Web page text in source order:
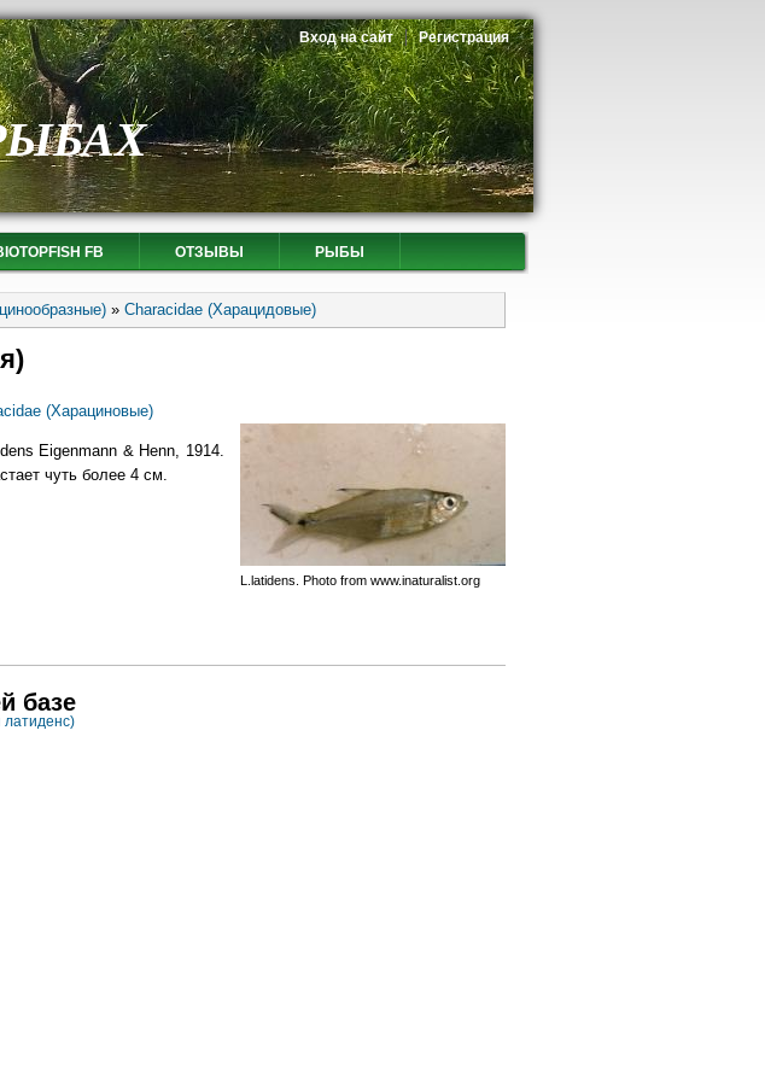
Вход на сайт Регистрация
FB ОТЗЫВЫ РЫБЫ
» Characidae (Харацидовые)
(Харациновые)
L.latidens. Photo from www.inaturalist.org
Eigenmann & Henn, 1914.
чуть более 4 см.
базе